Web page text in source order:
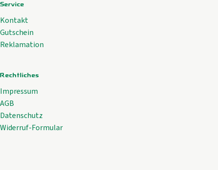
Service
Kontakt
Gutschein
Reklamation
Rechtliches
Impressum
AGB
Datenschutz
Widerruf-Formular